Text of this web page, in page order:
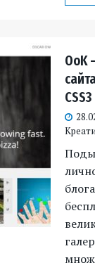
OoK
CSS3